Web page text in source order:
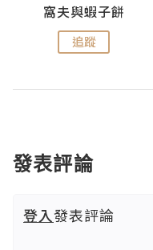
窩夫與蝦子餅
追蹤
發表評論
登入發表評論